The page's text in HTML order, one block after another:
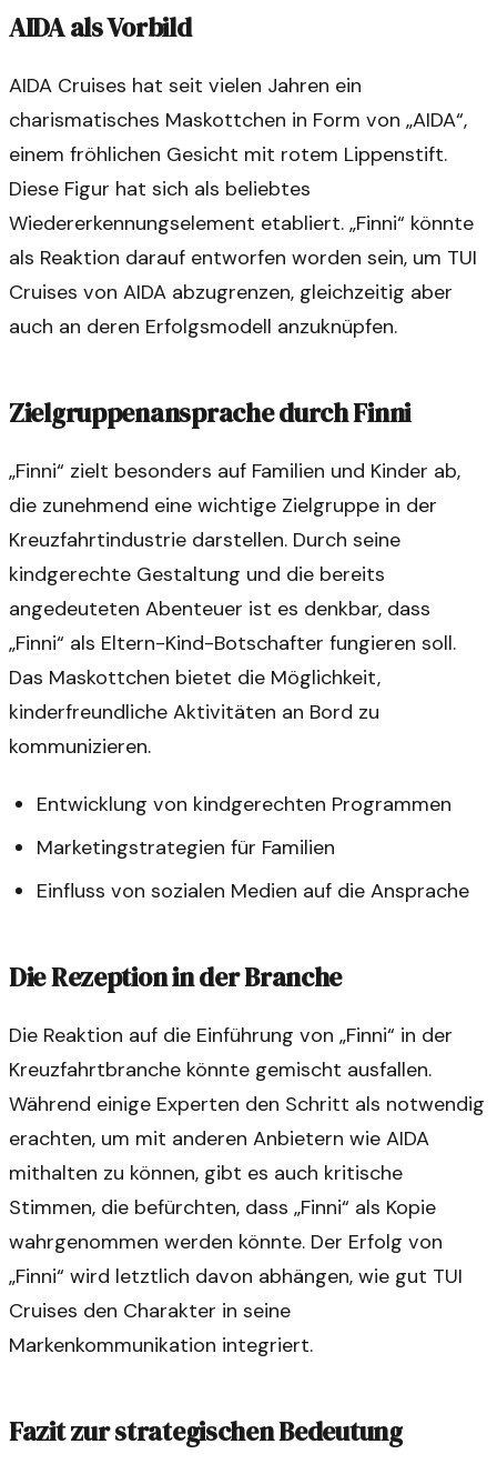
AIDA als Vorbild
AIDA Cruises hat seit vielen Jahren ein
charismatisches Maskottchen in Form von „AIDA“,
einem fröhlichen Gesicht mit rotem Lippenstift.
Diese Figur hat sich als beliebtes
Wiedererkennungselement etabliert. „Finni“ könnte
als Reaktion darauf entworfen worden sein, um TUI
Cruises von AIDA abzugrenzen, gleichzeitig aber
auch an deren Erfolgsmodell anzuknüpfen.
Zielgruppenansprache durch Finni
„Finni“ zielt besonders auf Familien und Kinder ab,
die zunehmend eine wichtige Zielgruppe in der
Kreuzfahrtindustrie darstellen. Durch seine
kindgerechte Gestaltung und die bereits
angedeuteten Abenteuer ist es denkbar, dass
„Finni“ als Eltern-Kind-Botschafter fungieren soll.
Das Maskottchen bietet die Möglichkeit,
kinderfreundliche Aktivitäten an Bord zu
kommunizieren.
Entwicklung von kindgerechten Programmen
Marketingstrategien für Familien
Einfluss von sozialen Medien auf die Ansprache
Die Rezeption in der Branche
Die Reaktion auf die Einführung von „Finni“ in der
Kreuzfahrtbranche könnte gemischt ausfallen.
Während einige Experten den Schritt als notwendig
erachten, um mit anderen Anbietern wie AIDA
mithalten zu können, gibt es auch kritische
Stimmen, die befürchten, dass „Finni“ als Kopie
wahrgenommen werden könnte. Der Erfolg von
„Finni“ wird letztlich davon abhängen, wie gut TUI
Cruises den Charakter in seine
Markenkommunikation integriert.
Fazit zur strategischen Bedeutung